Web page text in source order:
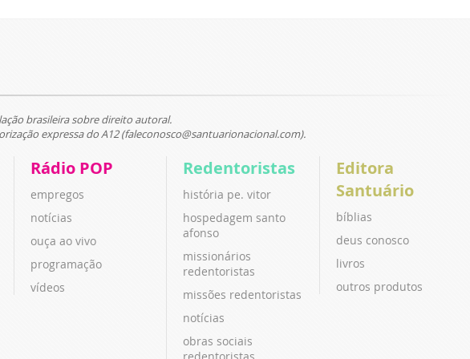
brasileira sobre direito autoral.
expressa do A12 (faleconosco@santuarionacional.com).
Rádio POP
empregos
notícias
ouça ao vivo
programação
vídeos
Redentoristas
história pe. vitor
hospedagem santo
afonso
missionários
redentoristas
missões redentoristas
notícias
obras sociais
redentoristas
Editora
Santuário
bíblias
deus conosco
livros
outros produtos